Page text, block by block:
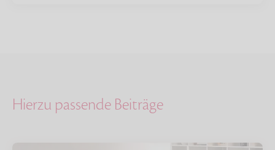
Hierzu passende Beiträge